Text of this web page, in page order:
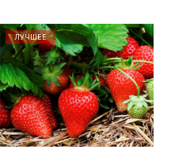
ЛУЧШЕЕ